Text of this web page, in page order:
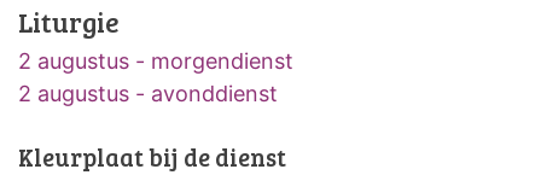
Liturgie
2 augustus - morgendienst
2 augustus - avonddienst
Kleurplaat bij de dienst